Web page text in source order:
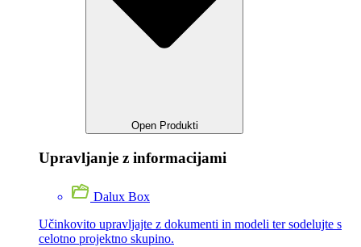
Open Produkti
Upravljanje z informacijami
Dalux Box
Učinkovito upravljajte z dokumenti in modeli ter sodelujte s
celotno projektno skupino.